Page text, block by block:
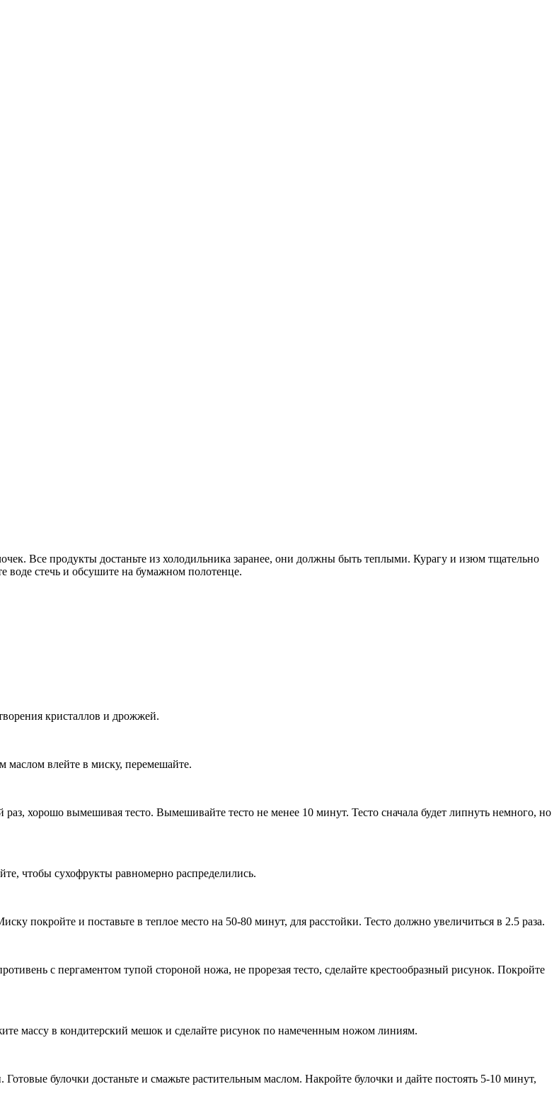
Все продукты достаньте из холодильника заранее, они должны быть теплыми. Курагу и изюм тщательно
воде стечь и обсушите на бумажном полотенце.
кристаллов и дрожжей.
влейте в миску, перемешайте.
хорошо вымешивая тесто. Вымешивайте тесто не менее 10 минут. Тесто сначала будет липнуть немного, но
чтобы сухофрукты равномерно распределились.
покройте и поставьте в теплое место на 50-80 минут, для расстойки. Тесто должно увеличиться в 2.5 раза.
с пергаментом тупой стороной ножа, не прорезая тесто, сделайте крестообразный рисунок. Покройте
массу в кондитерский мешок и сделайте рисунок по намеченным ножом линиям.
булочки достаньте и смажьте растительным маслом. Накройте булочки и дайте постоять 5-10 минут,